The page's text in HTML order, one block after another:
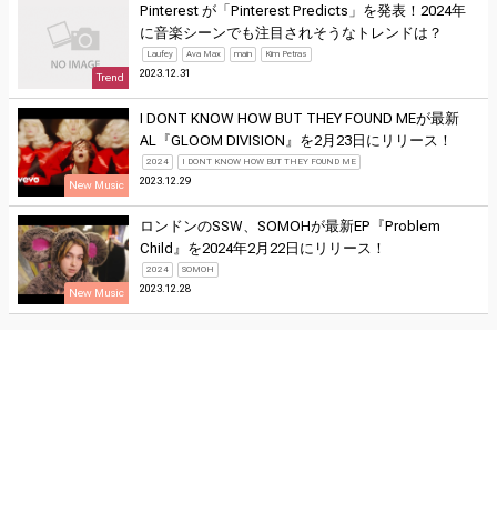
Trend
Pinterest が「Pinterest Predicts」を発表！2024年
に音楽シーンでも注目されそうなトレンドは？
Laufey Ava Max main Kim Petras
2023.12.31
New Music
I DONT KNOW HOW BUT THEY FOUND MEが最新
AL『GLOOM DIVISION』を2月23日にリリース！
2024 I DONT KNOW HOW BUT THEY FOUND ME
2023.12.29
New Music
ロンドンのSSW、SOMOHが最新EP『Problem
Child』を2024年2月22日にリリース！
2024 SOMOH
2023.12.28